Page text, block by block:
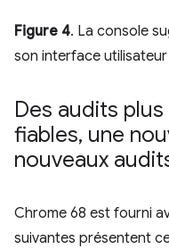
Figure 4. La console
son interface
Des audits
fiables, une
nouveaux
Chrome 68 est fourni
suivantes présentent